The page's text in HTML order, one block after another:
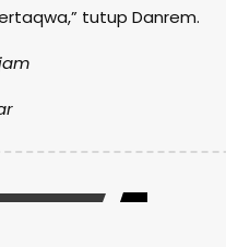
tutup Danrem.